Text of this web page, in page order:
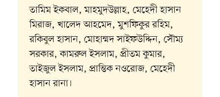
তামিম ইকবাল, মাহমুদউল্লাহ, মেহেদী হাসান
মিরাজ, খালেদ আহমেদ, মুশফিকুর রহিম,
রকিবুল হাসান, মোহাম্মদ সাইফউদ্দিন, সৌম্য
সরকার, কামরুল ইসলাম, প্রীতম কুমার,
তাইজুল ইসলাম, প্রান্তিক নওরোজ, মেহেদী
হাসান রানা।